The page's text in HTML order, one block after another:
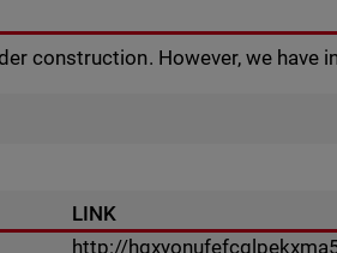
construction. However, we have
LINK
http://